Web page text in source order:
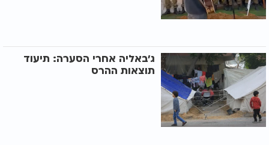
ג'באליה אחרי הסערה: תיעוד
תוצאות ההרס